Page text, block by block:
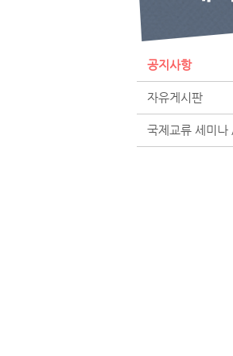
공지사항
자유게시판
국제교류 세미나